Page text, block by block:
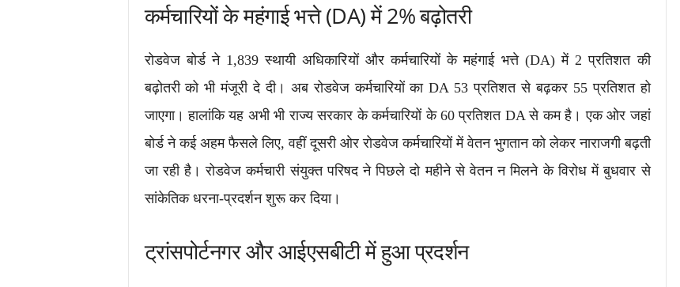
कर्मचारियों के महंगाई भत्ते (DA) में 2% बढ़ोतरी
रोडवेज बोर्ड ने 1,839 स्थायी अधिकारियों और कर्मचारियों के महंगाई भत्ते (DA) में 2 प्रतिशत की
बढ़ोतरी को भी मंजूरी दे दी। अब रोडवेज कर्मचारियों का DA 53 प्रतिशत से बढ़कर 55 प्रतिशत हो
जाएगा। हालांकि यह अभी भी राज्य सरकार के कर्मचारियों के 60 प्रतिशत DA से कम है। एक ओर जहां
बोर्ड ने कई अहम फैसले लिए, वहीं दूसरी ओर रोडवेज कर्मचारियों में वेतन भुगतान को लेकर नाराजगी बढ़ती
जा रही है। रोडवेज कर्मचारी संयुक्त परिषद ने पिछले दो महीने से वेतन न मिलने के विरोध में बुधवार से
सांकेतिक धरना-प्रदर्शन शुरू कर दिया।
ट्रांसपोर्टनगर और आईएसबीटी में हुआ प्रदर्शन